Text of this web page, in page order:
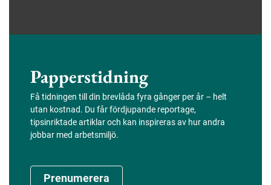
Papperstidning
Få tidningen till din brevlåda fyra gånger per år – helt
utan kostnad. Du får fördjupande reportage,
tipsinriktade artiklar och kan inspireras av hur andra
jobbar med arbetsmiljö.
Prenumerera